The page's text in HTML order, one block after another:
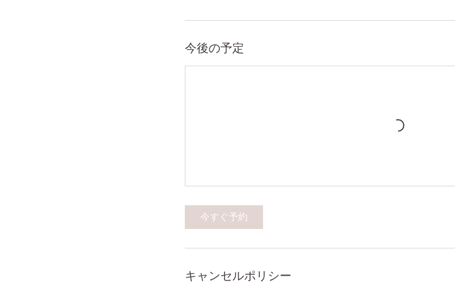
今後の予定
今すぐ予約
キャンセルポリシー